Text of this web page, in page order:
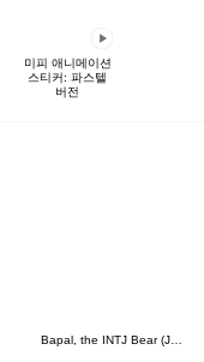
미피 애니메이션
스티커: 파스텔
버전
Bapal, the INTJ Bear (JPN)